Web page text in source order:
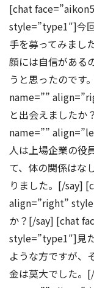
[chat
style=”type1″]今
手を募ってみました
顔には自信がある
うと思ったので
name=””
と出会えました
name=””
人は上場企業の役
て、体の関係はな
りました。[/say]
align=”right”
か？[/say] [chat
style=”type1″]見
ような方ですが、
金は莫大でした。